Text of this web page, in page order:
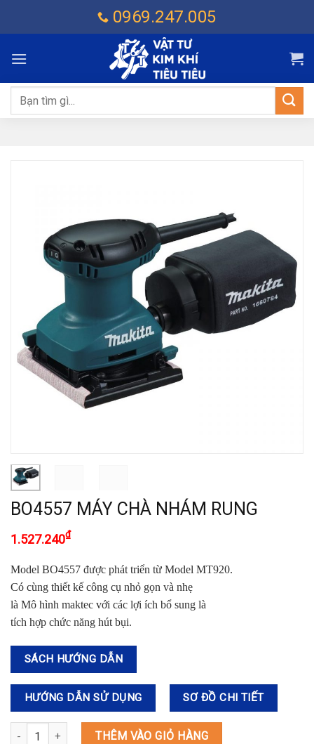
dung
0969.247.005
Tìm
kiếm:
BO4557 MÁY CHÀ NHÁM RUNG
1.527.240₫
Model BO4557 được phát triển từ Model MT920.
Có cùng thiết kế công cụ nhỏ gọn và nhẹ
là Mô hình maktec với các lợi ích bổ sung là
tích hợp chức năng hút bụi.
SÁCH HƯỚNG DẪN
HƯỚNG DẪN SỬ DỤNG SƠ ĐỒ CHI TIẾT
BO4557 MÁY CHÀ NHÁM RUNG số lượng
THÊM VÀO GIỎ HÀNG